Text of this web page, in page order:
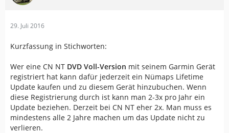
29. Juli 2016
Kurzfassung in Stichworten:
Wer eine CN NT DVD Voll-Version mit seinem Garmin Gerät
registriert hat kann dafür jederzeit ein Nümaps Lifetime
Update kaufen und zu diesem Gerät hinzubuchen. Wenn
diese Registrierung durch ist kann man 2-3x pro Jahr ein
Update beziehen. Derzeit bei CN NT eher 2x. Man muss es
mindestens alle 2 Jahre machen um das Update nicht zu
verlieren.